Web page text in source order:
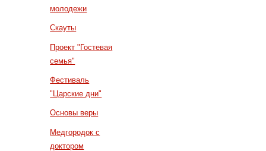
молодежи
Скауты
Проект "Гостевая
семья"
Фестиваль
"Царские дни"
Основы веры
Медгородок с
доктором